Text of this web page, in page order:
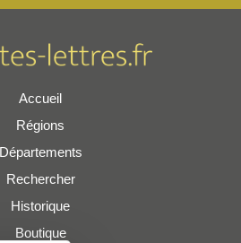
Accueil
Régions
Départements
Rechercher
Historique
Boutique